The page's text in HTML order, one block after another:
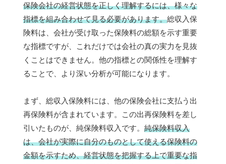
保険会社の経営状態を正しく理解するには、様々な
指標を組み合わせて見る必要があります。総収入保
険料は、会社が受け取った保険料の総額を示す重要
な指標ですが、これだけでは会社の真の実力を見抜
くことはできません。他の指標との関係性を理解す
ることで、より深い分析が可能になります。
まず、総収入保険料には、他の保険会社に支払う出
再保険料が含まれています。この出再保険料を差し
引いたものが、純保険料収入です。 純保険料収入
は、会社が実際に自分のものとして使える保険料の
金額を示すため、経営状態を把握する上で重要な指